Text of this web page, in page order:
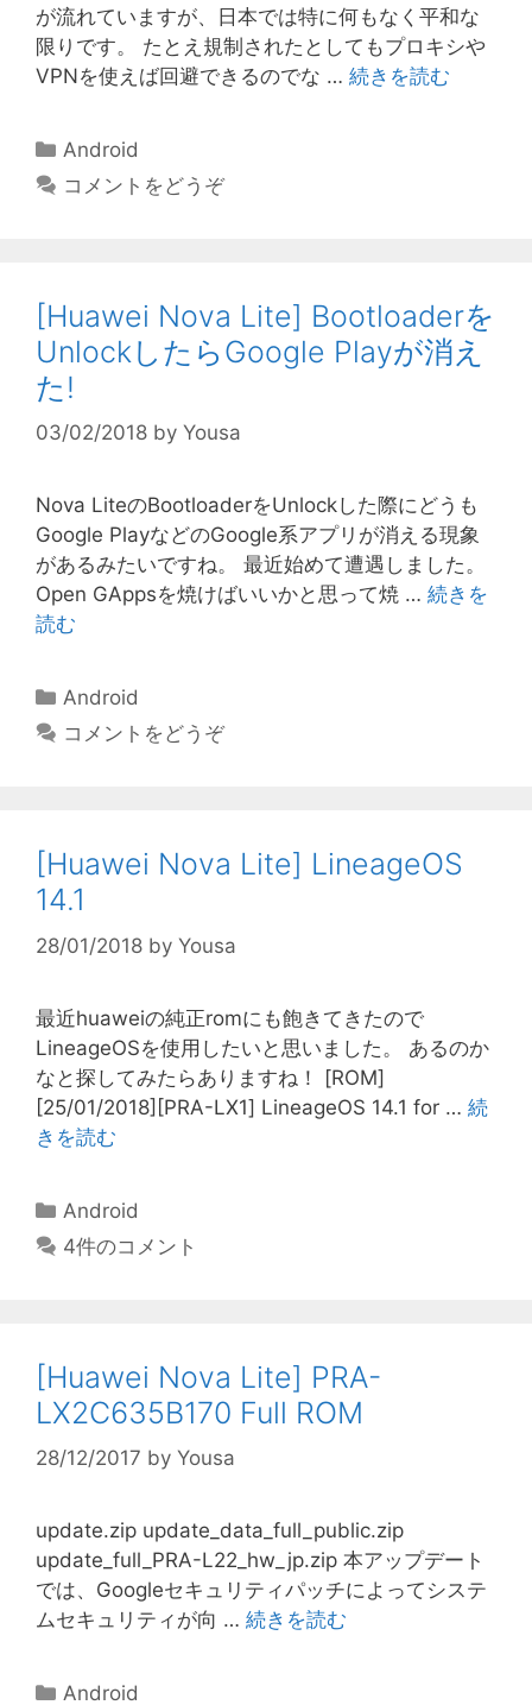
が流れていますが、日本では特に何もなく平和な
限りです。 たとえ規制されたとしてもプロキシや
VPNを使えば回避できるのでな … 続きを読む
カ
Android
コメントをどうぞ
[Huawei Nova Lite] Bootloaderを
UnlockしたらGoogle Playが消え
た!
03/02/2018 by Yousa
Nova LiteのBootloaderをUnlockした際にどうも
Google PlayなどのGoogle系アプリが消える現象
があるみたいですね。 最近始めて遭遇しました。
Open GAppsを焼けばいいかと思って焼 … 続きを
読む
カ
テ
Android
コメントをどうぞ
[Huawei Nova Lite] LineageOS
14.1
28/01/2018 by Yousa
最近huaweiの純正romにも飽きてきたので
LineageOSを使用したいと思いました。 あるのか
なと探してみたらありますね！ [ROM]
[25/01/2018][PRA-LX1] LineageOS 14.1 for … 続
きを読む
カ
テ
ゴ
Android
4件のコメント
[Huawei Nova Lite] PRA-
LX2C635B170 Full ROM
28/12/2017 by Yousa
update.zip update_data_full_public.zip
update_full_PRA-L22_hw_jp.zip 本アップデート
では、Googleセキュリティパッチによってシステ
ムセキュリティが向 … 続きを読む
カ
Android